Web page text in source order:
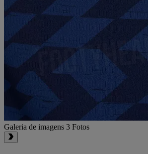
Galeria de imagens 3 Fotos